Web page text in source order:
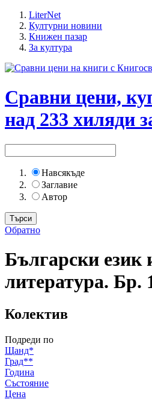
LiterNet
Културни новини
Книжен пазар
За култура
Сравни цени,
над 233 хиляди
Навсякъде
Заглавие
Автор
Обратно
Български език
литература. Бр.
Колектив
Подреди по
Щанд*
Град**
Година
Състояние
Цена